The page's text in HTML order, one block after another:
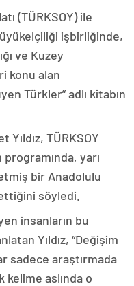
(TÜRKSOY) ile
işbirliğinde,
ve Kuzey
konu alan
Türkler” adlı kitabın
Yıldız, TÜRKSOY
yarı
bir Anadolulu
söyledi.
insanların bu
Yıldız, “Değişim
sadece araştırmada
aslında o